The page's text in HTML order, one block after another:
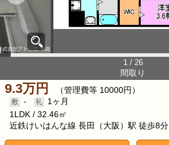
1 / 26
間取り
9.3万円 （管理費等 10000円）
-
1ヶ月
1LDK
32.46㎡
近鉄けいはんな線 長田（大阪）駅 徒歩8分